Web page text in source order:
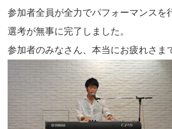
参加者全員が全力でパフォーマンスを
選考が無事に完了しました。
参加者のみなさん、本当にお疲れさま